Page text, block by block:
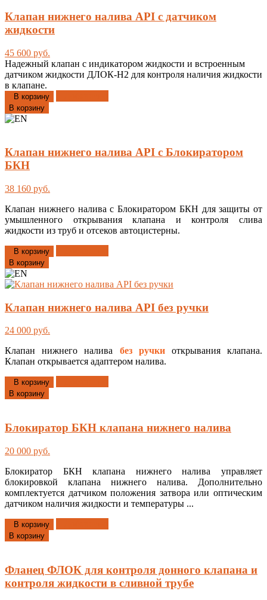
Клапан нижнего налива API с датчиком
жидкости
45 600 руб.
Надежный клапан с индикатором жидкости и встроенным
датчиком жидкости ДЛОК-Н2 для контроля наличия жидкости
в клапане.
В корзину
В корзину
Клапан нижнего налива API с Блокиратором
БКН
38 160 руб.
Клапан нижнего налива с Блокиратором БКН для защиты от
умышленного открывания клапана и контроля слива
жидкости из труб и отсеков автоцистерны.
В корзину
В корзину
Клапан нижнего налива API без ручки
24 000 руб.
Клапан нижнего налива без ручки открывания клапана.
Клапан открывается адаптером налива.
В корзину
В корзину
Блокиратор БКН клапана нижнего налива
20 000 руб.
Блокиратор БКН клапана нижнего налива управляет
блокировкой клапана нижнего налива. Дополнительно
комплектуется датчиком положения затвора или оптическим
датчиком наличия жидкости и температуры ...
В корзину
В корзину
Фланец ФЛОК для контроля донного клапана и
контроля жидкости в сливной трубе